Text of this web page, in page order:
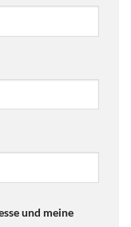
und meine